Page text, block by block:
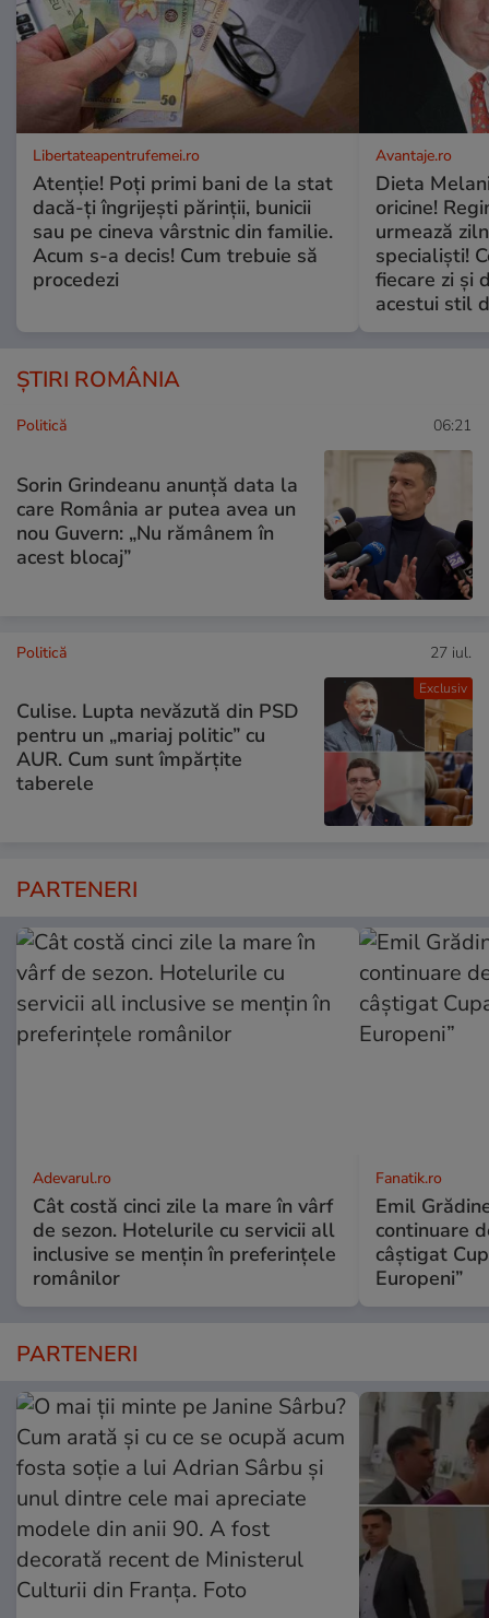
Libertateapentrufemei.ro
Atenție! Poți primi bani de la stat
dacă-ți îngrijești părinții, bunicii
sau pe cineva vârstnic din familie.
Acum s-a decis! Cum trebuie să
procedezi
Avantaje.ro
Dieta
oricine!
urmează
specialiști!
fiecare zi și
acestui stil
ȘTIRI ROMÂNIA
Politică 06:21
Sorin Grindeanu anunță data la
care România ar putea avea un
nou Guvern: „Nu rămânem în
acest blocaj”
Exclusiv
Politică 27 iul.
Culise. Lupta nevăzută din PSD
pentru un „mariaj politic” cu
AUR. Cum sunt împărțite
taberele
PARTENERI
Adevarul.ro
Cât costă cinci zile la mare în vârf
de sezon. Hotelurile cu servicii all
inclusive se mențin în preferințele
românilor
Fanatik.ro
Emil
continuare
câștigat
Europeni”
PARTENERI